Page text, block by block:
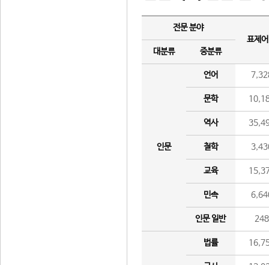
전문 분야
표제
대분류
중분류
인문
언어
문학
역사
철학
교육
민속
인문 일반 248
법률